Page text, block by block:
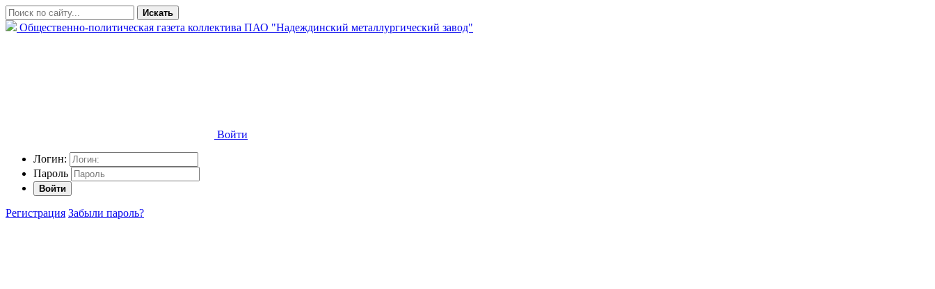
Искать
Общественно-политическая газета коллектива ПАО "Надеждинский металлургический завод"
Войти
Логин:
Пароль
Войти
Регистрация Забыли пароль?